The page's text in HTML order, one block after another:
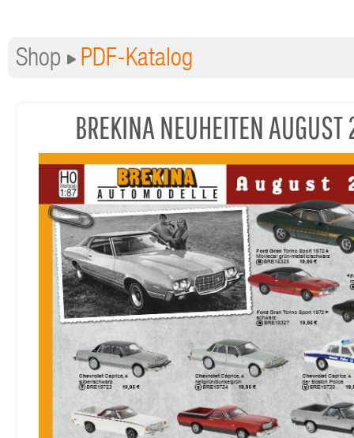
Shop PDF-Katalog
BREKINA NEUHEITEN